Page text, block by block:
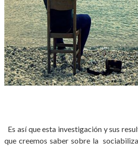
Es así que esta investigación y sus
que creemos saber sobre la